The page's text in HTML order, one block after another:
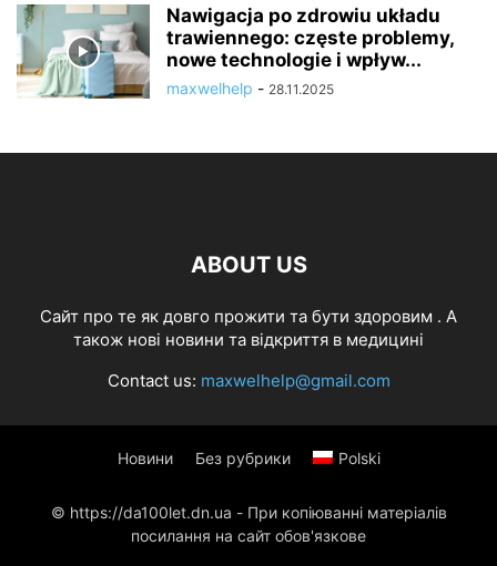
Nawigacja po zdrowiu układu
trawiennego: częste problemy,
nowe technologie i wpływ...
maxwelhelp - 28.11.2025
ABOUT US
Cайт про те як довго прожити та бути здоровим . А
також нові новини та відкриття в медицині
Contact us: maxwelhelp@gmail.com
Новини Без рубрики Polski
© https://da100let.dn.ua - При копіюванні матеріалів
посилання на сайт обов'язкове